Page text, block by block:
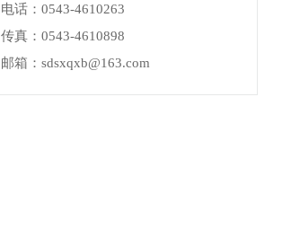
电话：0543-4610263
传真：0543-4610898
邮箱：sdsxqxb@163.com